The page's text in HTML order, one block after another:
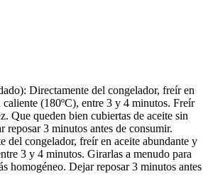
Directamente del congelador, freír en
caliente (180ºC), entre 3 y 4 minutos. Freír
Que queden bien cubiertas de aceite sin
reposar 3 minutos antes de consumir.
del congelador, freír en aceite abundante y
3 y 4 minutos. Girarlas a menudo para
homogéneo. Dejar reposar 3 minutos antes